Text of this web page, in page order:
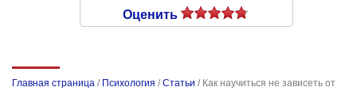
Оценить
Главная страница / Психология /Статьи / Как научиться не зависеть от